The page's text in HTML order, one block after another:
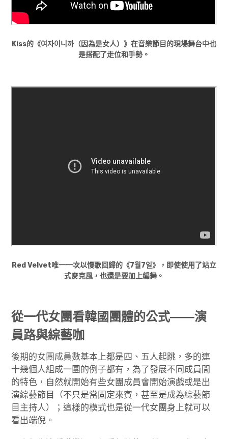
Kiss的《여자이니까（因為是女人）》在音樂節目的現場舞台中也
是搭配了走位和手勢。
Red Velvet唯一一次以慢歌回歸的《7월7일》，即使使用了站立
式麥克風，也還是要加上編舞。
從一代女團看韓國團體的公式——演
員路與綜藝咖
後期的女團成員數基本上都是四、五人起跳，多的連
十幾個人組成一團的例子都有，為了發展不同成員間
的特色，自然就開始有些女團成員會開始演戲或是出
演綜藝節目（不只是當固定來賓，甚至是成為綜藝節
目主持人）；這樣的模式也是從一代女團身上就可以
看出端倪。